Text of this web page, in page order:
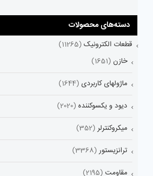
دسته‌های محصولات
قطعات الکترونیک (11265)
خازن (1651)
ماژولهای کاربردی (1644)
دیود و یکسوکننده (2020)
میکروکنترلر (352)
ترانزیستور (3368)
مقاومت (2195)